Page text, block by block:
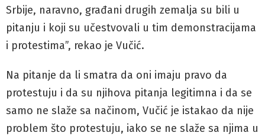
Srbije, naravno, građani drugih zemalja su bili u
pitanju i koji su učestvovali u tim demonstracijama
i protestima”, rekao je Vučić.
Na pitanje da li smatra da oni imaju pravo da
protestuju i da su njihova pitanja legitimna i da se
samo ne slaže sa načinom, Vučić je istakao da nije
problem što protestuju, iako se ne slaže sa njima u